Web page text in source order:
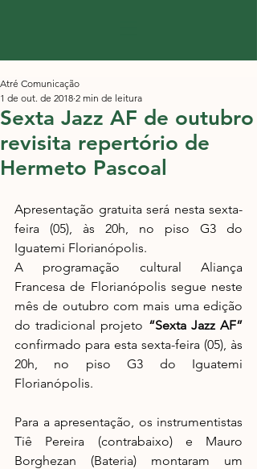
Sexta Jazz AF de outubro
revisita repertório de
Hermeto Pascoal
Atré Comunicação
1 de out. de 2018 2 min de leitura
Apresentação gratuita será nesta sexta-
feira (05), às 20h, no piso G3 do
Iguatemi Florianópolis.
A programação cultural Aliança
Francesa de Florianópolis segue neste
mês de outubro com mais uma edição
do tradicional projeto “Sexta Jazz AF”
confirmado para esta sexta-feira (05), às
20h, no piso G3 do Iguatemi
Florianópolis.
Para a apresentação, os instrumentistas
Tiê Pereira (contrabaixo) e Mauro
Borghezan (Bateria) montaram um